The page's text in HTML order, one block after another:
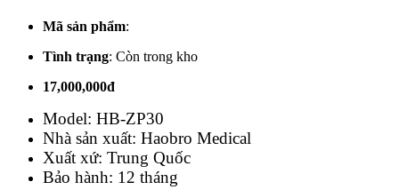
Mã sản phẩm:
Tình trạng: Còn trong kho
17,000,000đ
Model: HB-ZP30
Nhà sản xuất: Haobro Medical
Xuất xứ: Trung Quốc
Bảo hành: 12 tháng